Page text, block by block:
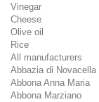
Vinegar
Cheese
Olive oil
Rice
All manufacturers
Abbazia di Novacella
Abbona Anna Maria
Abbona Marziano